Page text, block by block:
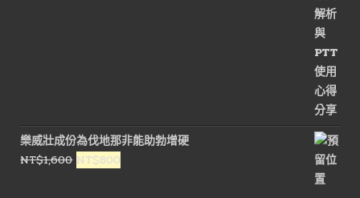
樂威壯成份為伐地那非能助勃增硬
NT$1,600 原
NT$800